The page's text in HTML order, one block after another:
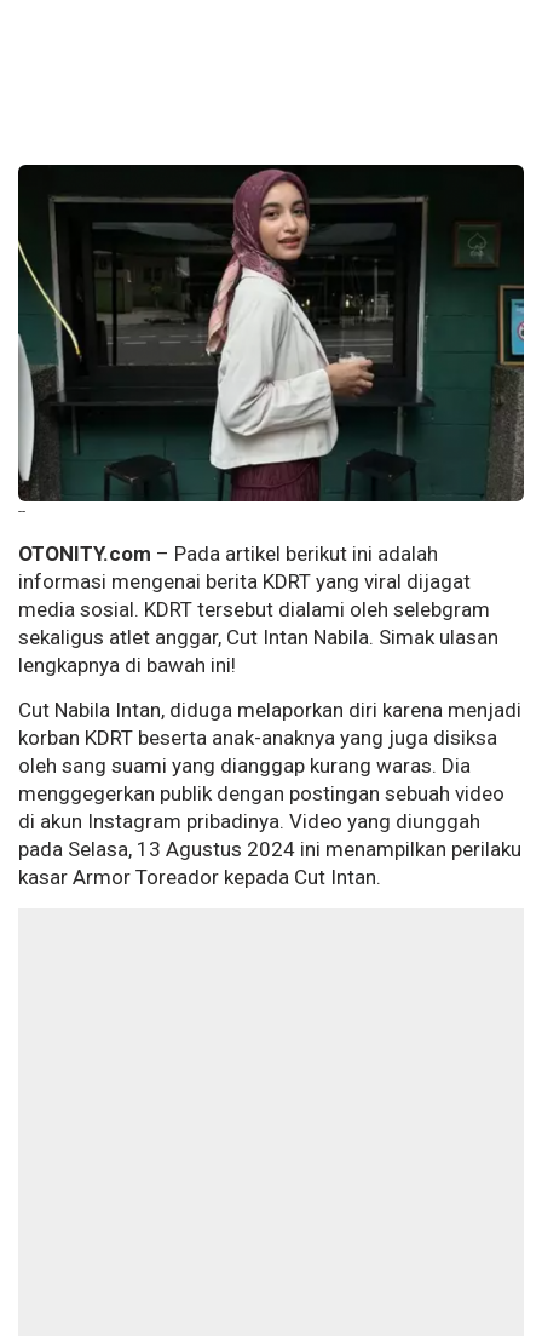
--
OTONITY.com – Pada artikel berikut ini adalah
informasi mengenai berita KDRT yang viral dijagat
media sosial. KDRT tersebut dialami oleh selebgram
sekaligus atlet anggar, Cut Intan Nabila. Simak ulasan
lengkapnya di bawah ini!
Cut Nabila Intan, diduga melaporkan diri karena menjadi
korban KDRT beserta anak-anaknya yang juga disiksa
oleh sang suami yang dianggap kurang waras. Dia
menggegerkan publik dengan postingan sebuah video
di akun Instagram pribadinya. Video yang diunggah
pada Selasa, 13 Agustus 2024 ini menampilkan perilaku
kasar Armor Toreador kepada Cut Intan.